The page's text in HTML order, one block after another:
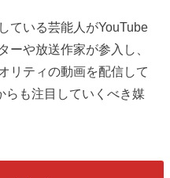
ている芸能人がYouTube
ーや放送作家が参入し、
リティの動画を配信して
らも注目していくべき媒